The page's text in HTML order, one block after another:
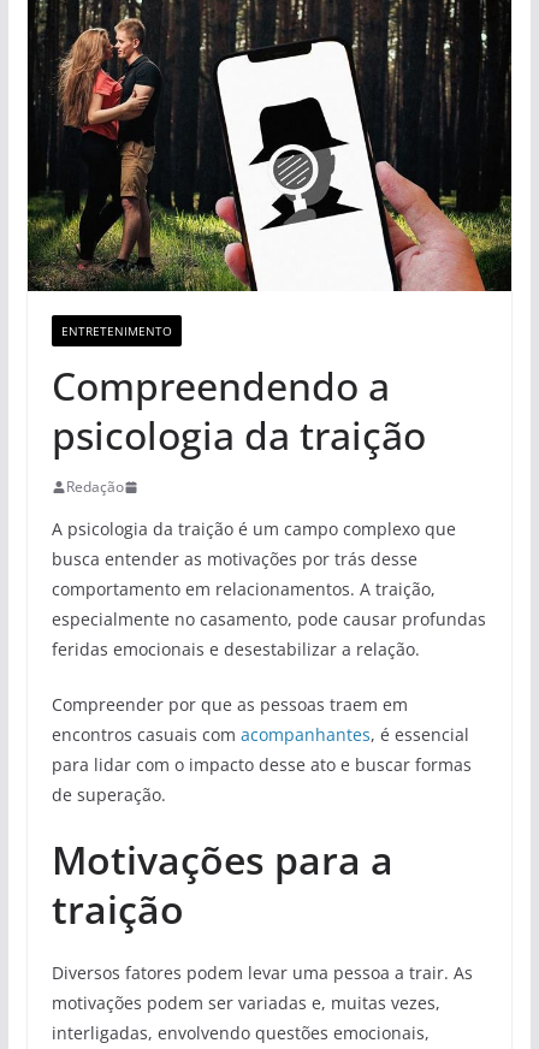
ENTRETENIMENTO
Compreendendo a
psicologia da traição
Redação
A psicologia da traição é um campo complexo que
busca entender as motivações por trás desse
comportamento em relacionamentos. A traição,
especialmente no casamento, pode causar profundas
feridas emocionais e desestabilizar a relação.
Compreender por que as pessoas traem em
encontros casuais com acompanhantes, é essencial
para lidar com o impacto desse ato e buscar formas
de superação.
Motivações para a
traição
Diversos fatores podem levar uma pessoa a trair. As
motivações podem ser variadas e, muitas vezes,
interligadas, envolvendo questões emocionais,